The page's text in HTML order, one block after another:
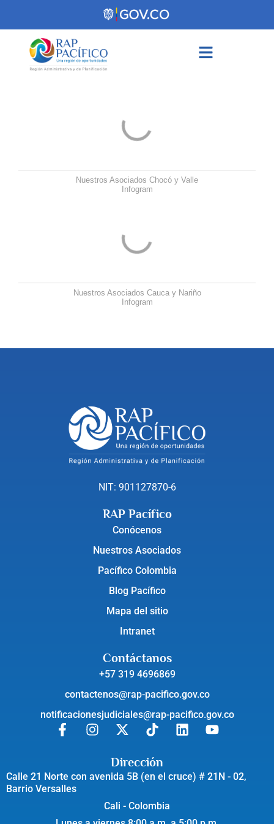
Nuestros Asociados Chocó y Valle
Infogram
Nuestros Asociados Cauca y Nariño
Infogram
NIT: 901127870-6
RAP Pacífico
Conócenos
Nuestros Asociados
Pacífico Colombia
Blog Pacífico
Mapa del sitio
Intranet
Contáctanos
+57 319 4696869
contactenos@rap-pacifico.gov.co
notificacionesjudiciales@rap-pacifico.gov.co
Dirección
Calle 21 Norte con avenida 5B (en el cruce) # 21N - 02,
Barrio Versalles
Cali - Colombia